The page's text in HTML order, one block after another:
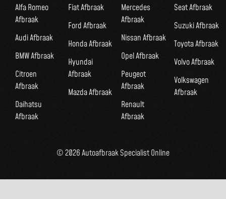
Alfa Romeo
Afbraak
Audi Afbraak
BMW Afbraak
Citroen
Afbraak
Daihatsu
Afbraak
Fiat Afbraak
Ford Afbraak
Honda Afbraak
Hyundai
Afbraak
Mazda Afbraak
Mercedes
Afbraak
Nissan Afbraak
Opel Afbraak
Peugeot
Afbraak
Renault
Afbraak
Seat Afbraak
Suzuki Afbraak
Toyota Afbraak
Volvo Afbraak
Volkswagen
Afbraak
© 2026 Autoafbraak Specialist Online